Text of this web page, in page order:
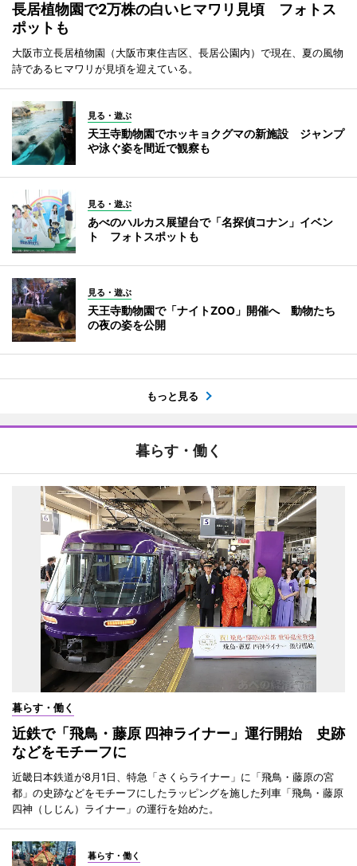
長居植物園で2万株の白いヒマワリ見頃 フォトス
ポットも
大阪市立長居植物園（大阪市東住吉区、長居公園内）で現在、夏の風物
詩であるヒマワリが見頃を迎えている。
見る・遊ぶ
天王寺動物園でホッキョクグマの新施設 ジャンプ
や泳ぐ姿を間近で観察も
見る・遊ぶ
あべのハルカス展望台で「名探偵コナン」イベン
ト フォトスポットも
見る・遊ぶ
天王寺動物園で「ナイトZOO」開催へ 動物たち
の夜の姿を公開
もっと見る
暮らす・働く
暮らす・働く
近鉄で「飛鳥・藤原 四神ライナー」運行開始 史跡
などをモチーフに
近畿日本鉄道が8月1日、特急「さくらライナー」に「飛鳥・藤原の宮
都」の史跡などをモチーフにしたラッピングを施した列車「飛鳥・藤原
四神（しじん）ライナー」の運行を始めた。
暮らす・働く